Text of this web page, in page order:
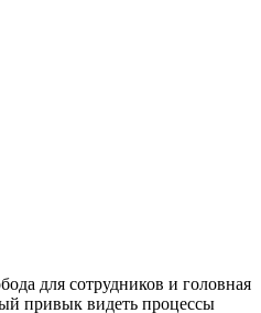
для сотрудников и головная
привык видеть процессы